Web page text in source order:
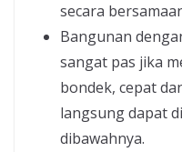
secara
Bangunan
sangat pas jika
bondek, cepat
langsung dapat
dibawahnya.